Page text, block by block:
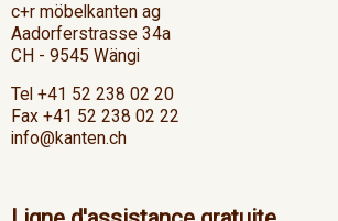
c+r möbelkanten ag
Aadorferstrasse 34a
CH - 9545 Wängi
Tel +41 52 238 02 20
Fax +41 52 238 02 22
info@kanten.ch